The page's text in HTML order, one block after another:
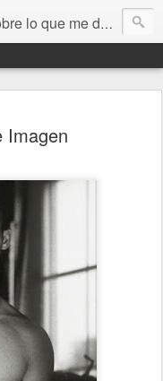
reclamar las cosas que son justas y que cada cual haga lo que le venga en gana siempre que no moleste al vecino; cosas que ver, visitar... algún viaje... de todo un poco. Ah, y aquí a las chivatas no las queremos ver ni en pintura.
Imagen